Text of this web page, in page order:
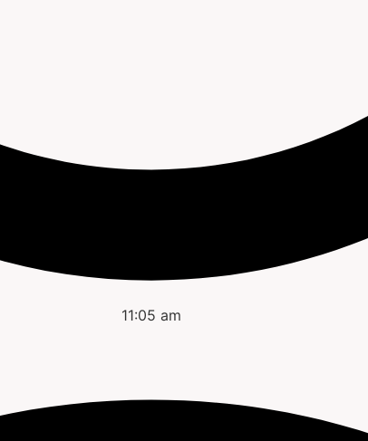
11:05 am